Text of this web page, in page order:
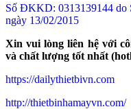
Số ĐKKD: 0313139144 do
ngày 13/02/2015
Xin vui lòng liên hệ với
và chất lượng tốt nhất
https://dailythietbivn.com
http://thietbinhamayvn.com/